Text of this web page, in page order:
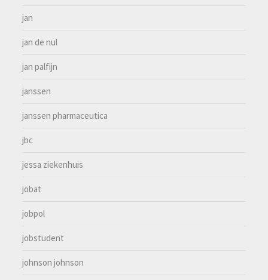
jan
jan de nul
jan palfijn
janssen
janssen pharmaceutica
jbc
jessa ziekenhuis
jobat
jobpol
jobstudent
johnson johnson